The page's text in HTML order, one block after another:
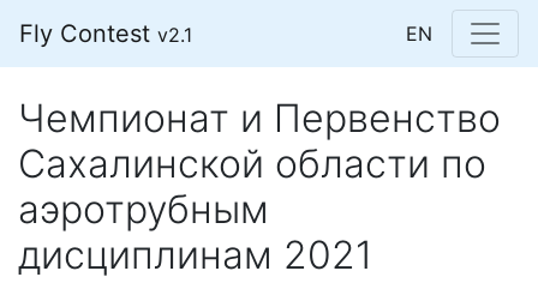
Fly Contest v2.1 EN
Чемпионат и Первенство
Сахалинской области по
аэротрубным
дисциплинам 2021